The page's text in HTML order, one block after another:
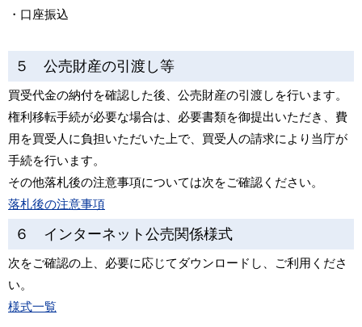
・口座振込
５ 公売財産の引渡し等
買受代金の納付を確認した後、公売財産の引渡しを行います。
権利移転手続が必要な場合は、必要書類を御提出いただき、費
用を買受人に負担いただいた上で、買受人の請求により当庁が
手続を行います。
その他落札後の注意事項については次をご確認ください。
落札後の注意事項
６ インターネット公売関係様式
次をご確認の上、必要に応じてダウンロードし、ご利用くださ
い。
様式一覧